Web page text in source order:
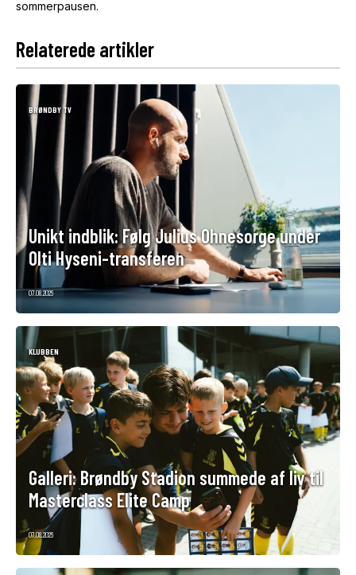
sommerpausen.
Relaterede artikler
BRØNDBY TV
Unikt indblik: Følg Julius Ohnesorge under
Olti Hyseni-transferen
07.08.2026
KLUBBEN
Galleri: Brøndby Stadion summede af liv til
Masterclass Elite Camp
07.08.2026